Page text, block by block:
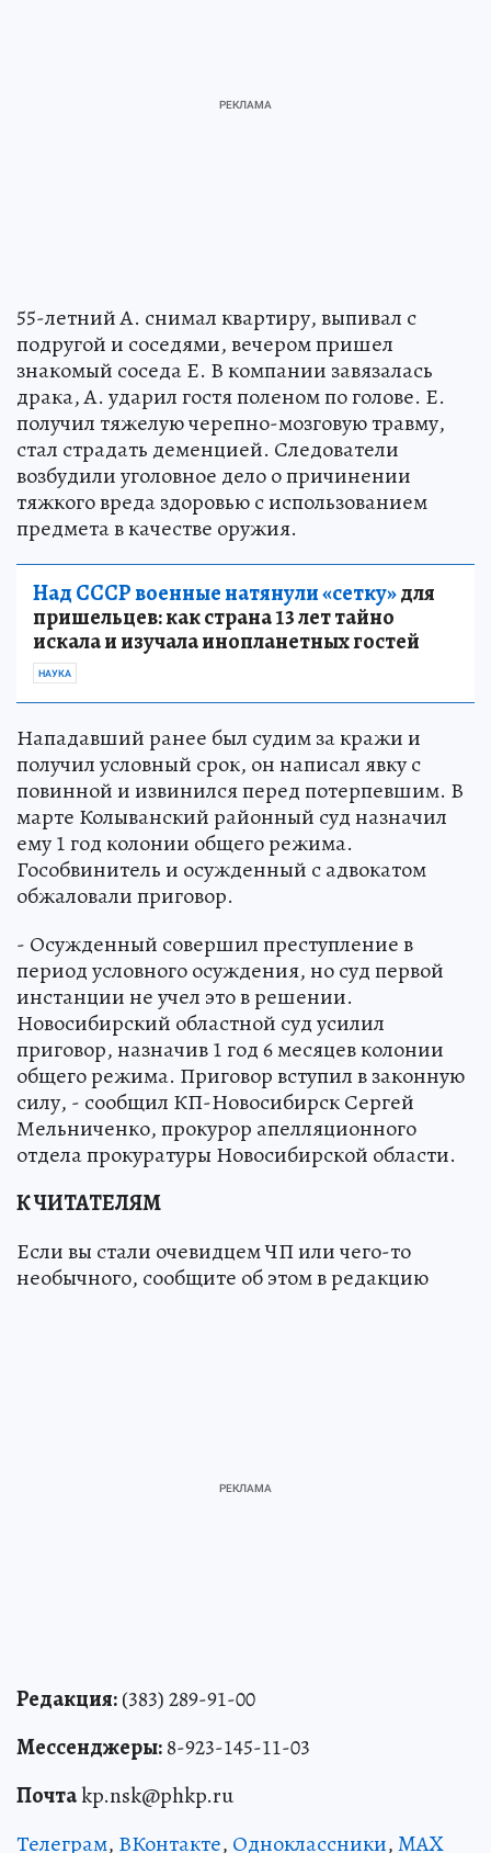
55-летний А. снимал квартиру, выпивал с
подругой и соседями, вечером пришел
знакомый соседа Е. В компании завязалась
драка, А. ударил гостя поленом по голове. Е.
получил тяжелую черепно-мозговую травму,
стал страдать деменцией. Следователи
возбудили уголовное дело о причинении
тяжкого вреда здоровью с использованием
предмета в качестве оружия.
Над СССР военные натянули «сетку»для
пришельцев: как страна 13 лет тайно
искала и изучала инопланетных гостей
НАУКА
Нападавший ранее был судим за кражи и
получил условный срок, он написал явку с
повинной и извинился перед потерпевшим. В
марте Колыванский районный суд назначил
ему 1 год колонии общего режима.
Гособвинитель и осужденный с адвокатом
обжаловали приговор.
- Осужденный совершил преступление в
период условного осуждения, но суд первой
инстанции не учел это в решении.
Новосибирский областной суд усилил
приговор, назначив 1 год 6 месяцев колонии
общего режима. Приговор вступил в законную
силу, - сообщил КП-Новосибирск Сергей
Мельниченко, прокурор апелляционного
отдела прокуратуры Новосибирской области.
К ЧИТАТЕЛЯМ
Если вы стали очевидцем ЧП или чего-то
необычного, сообщите об этом в редакцию
Редакция:(383) 289-91-00
Мессенджеры:8-923-145-11-03
Почтаkp.nsk@phkp.ru
Телеграм, ВКонтакте, Одноклассники,MAX